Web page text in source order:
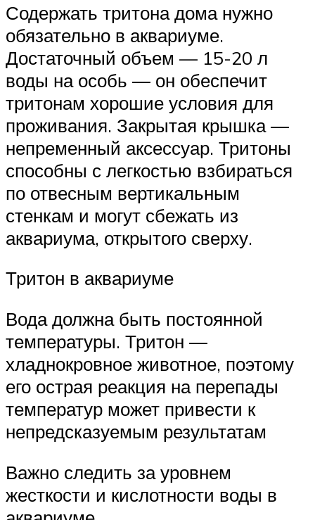
Содержать тритона дома нужно
обязательно в аквариуме.
Достаточный объем — 15-20 л
воды на особь — он обеспечит
тритонам хорошие условия для
проживания. Закрытая крышка —
непременный аксессуар. Тритоны
способны с легкостью взбираться
по отвесным вертикальным
стенкам и могут сбежать из
аквариума, открытого сверху.
Тритон в аквариуме
Вода должна быть постоянной
температуры. Тритон —
хладнокровное животное, поэтому
его острая реакция на перепады
температур может привести к
непредсказуемым результатам
Важно следить за уровнем
жесткости и кислотности воды в